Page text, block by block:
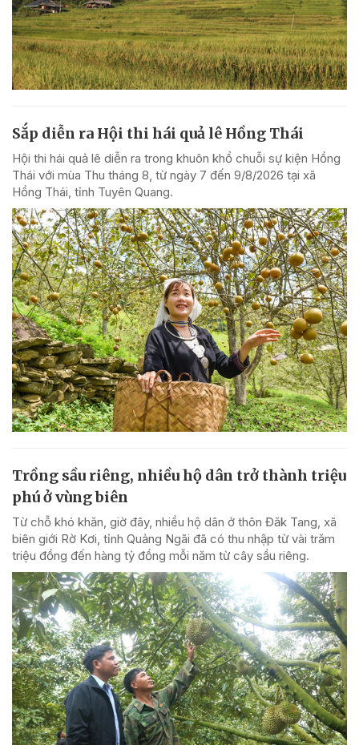
Sắp diễn ra Hội thi hái quả lê Hồng Thái
Hội thi hái quả lê diễn ra trong khuôn khổ chuỗi sự kiện Hồng
Thái với mùa Thu tháng 8, từ ngày 7 đến 9/8/2026 tại xã
Hồng Thái, tỉnh Tuyên Quang.
Trồng sầu riêng, nhiều hộ dân trở thành triệu
phú ở vùng biên
Từ chỗ khó khăn, giờ đây, nhiều hộ dân ở thôn Đăk Tang, xã
biên giới Rờ Kơi, tỉnh Quảng Ngãi đã có thu nhập từ vài trăm
triệu đồng đến hàng tỷ đồng mỗi năm từ cây sầu riêng.